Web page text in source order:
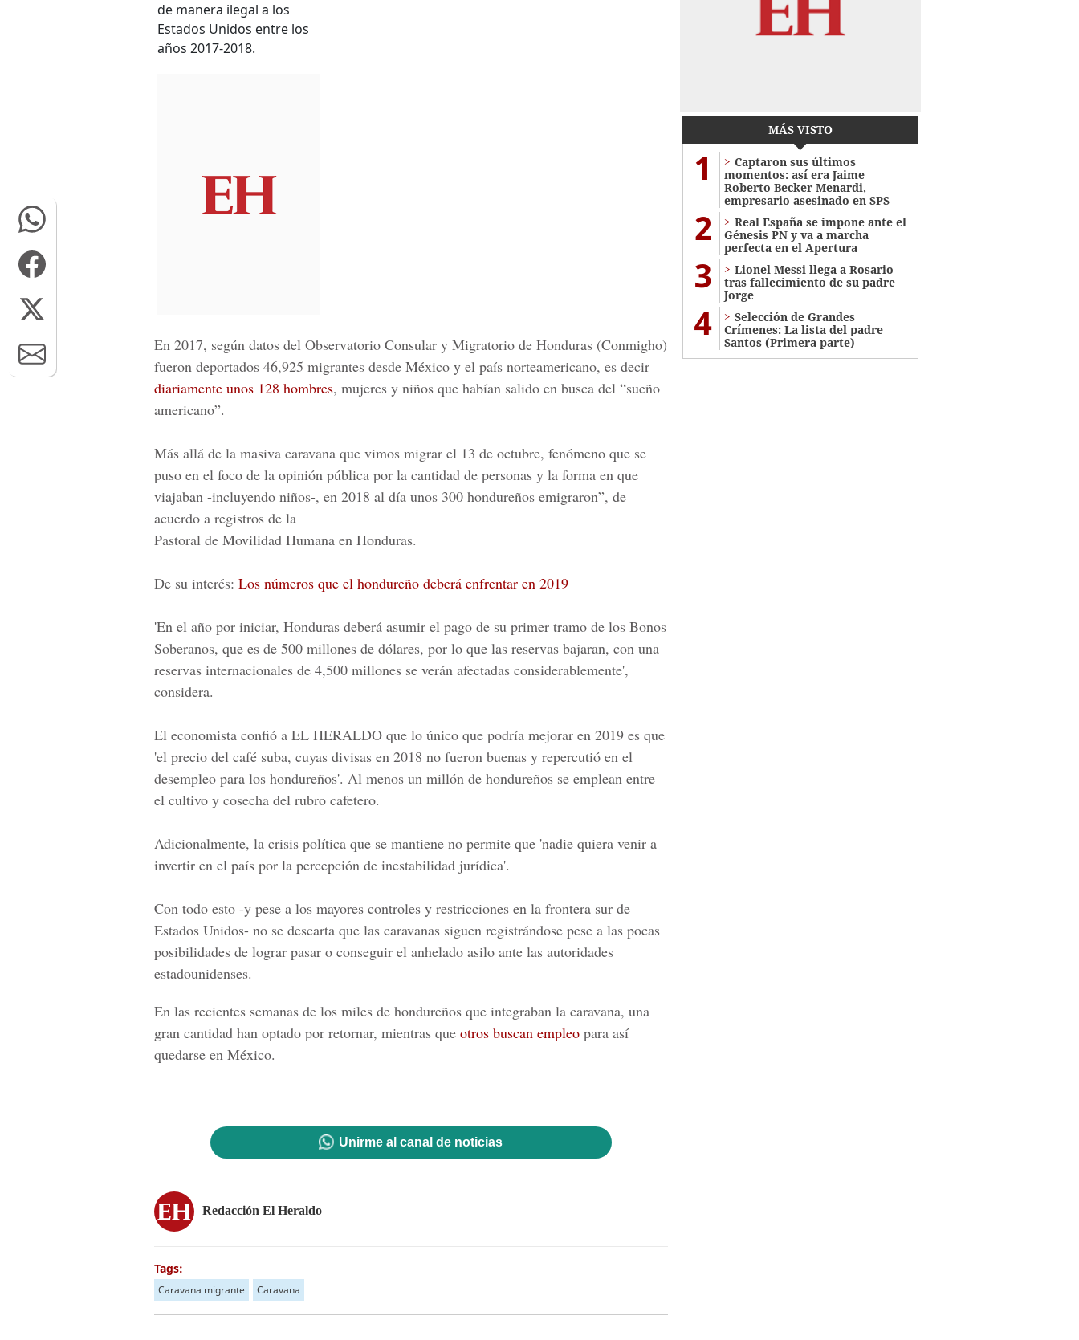
de manera ilegal a los
Estados Unidos entre los
años 2017-2018.
En 2017, según datos del Observatorio Consular y Migratorio de Honduras (Conmigho)
fueron deportados 46,925 migrantes desde México y el país norteamericano, es decir
diariamente unos 128 hombres, mujeres y niños que habían salido en busca del “sueño
americano”.
Más allá de la masiva caravana que vimos migrar el 13 de octubre, fenómeno que se
puso en el foco de la opinión pública por la cantidad de personas y la forma en que
viajaban -incluyendo niños-, en 2018 al día unos 300 hondureños emigraron”, de
acuerdo a registros de la
Pastoral de Movilidad Humana en Honduras.
De su interés: Los números que el hondureño deberá enfrentar en 2019
'En el año por iniciar, Honduras deberá asumir el pago de su primer tramo de los Bonos
Soberanos, que es de 500 millones de dólares, por lo que las reservas bajaran, con una
reservas internacionales de 4,500 millones se verán afectadas considerablemente',
considera.
El economista confió a EL HERALDO que lo único que podría mejorar en 2019 es que
'el precio del café suba, cuyas divisas en 2018 no fueron buenas y repercutió en el
desempleo para los hondureños'. Al menos un millón de hondureños se emplean entre
el cultivo y cosecha del rubro cafetero.
Adicionalmente, la crisis política que se mantiene no permite que 'nadie quiera venir a
invertir en el país por la percepción de inestabilidad jurídica'.
Con todo esto -y pese a los mayores controles y restricciones en la frontera sur de
Estados Unidos- no se descarta que las caravanas siguen registrándose pese a las pocas
posibilidades de lograr pasar o conseguir el anhelado asilo ante las autoridades
estadounidenses.
En las recientes semanas de los miles de hondureños que integraban la caravana, una
gran cantidad han optado por retornar, mientras que otros buscan empleo para así
quedarse en México.
Unirme al canal de noticias
Redacción El Heraldo
Tags:
Caravana migrante Caravana
MÁS VISTO
1
Captaron sus últimos
momentos: así era Jaime
Roberto Becker Menardi​​​,
empresario asesinado en SPS
2
Real España se impone ante el
Génesis PN y va a marcha
perfecta en el Apertura
3
Lionel Messi llega a Rosario
tras fallecimiento de su padre
Jorge
4
Selección de Grandes
Crímenes: La lista del padre
Santos (Primera parte)